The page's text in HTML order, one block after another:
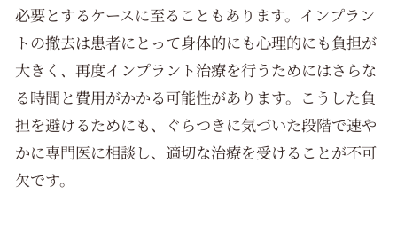
必要とするケースに至ることもあります。インプラン
トの撤去は患者にとって身体的にも心理的にも負担が
大きく、再度インプラント治療を行うためにはさらな
る時間と費用がかかる可能性があります。こうした負
担を避けるためにも、ぐらつきに気づいた段階で速や
かに専門医に相談し、適切な治療を受けることが不可
欠です。